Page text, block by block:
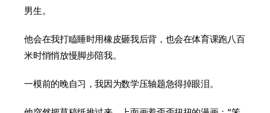
男生。
他会在我打瞌睡时用橡皮砸我后背，也会在体育课跑八百
米时悄悄放慢脚步陪我。
一模前的晚自习，我因为数学压轴题急得掉眼泪。